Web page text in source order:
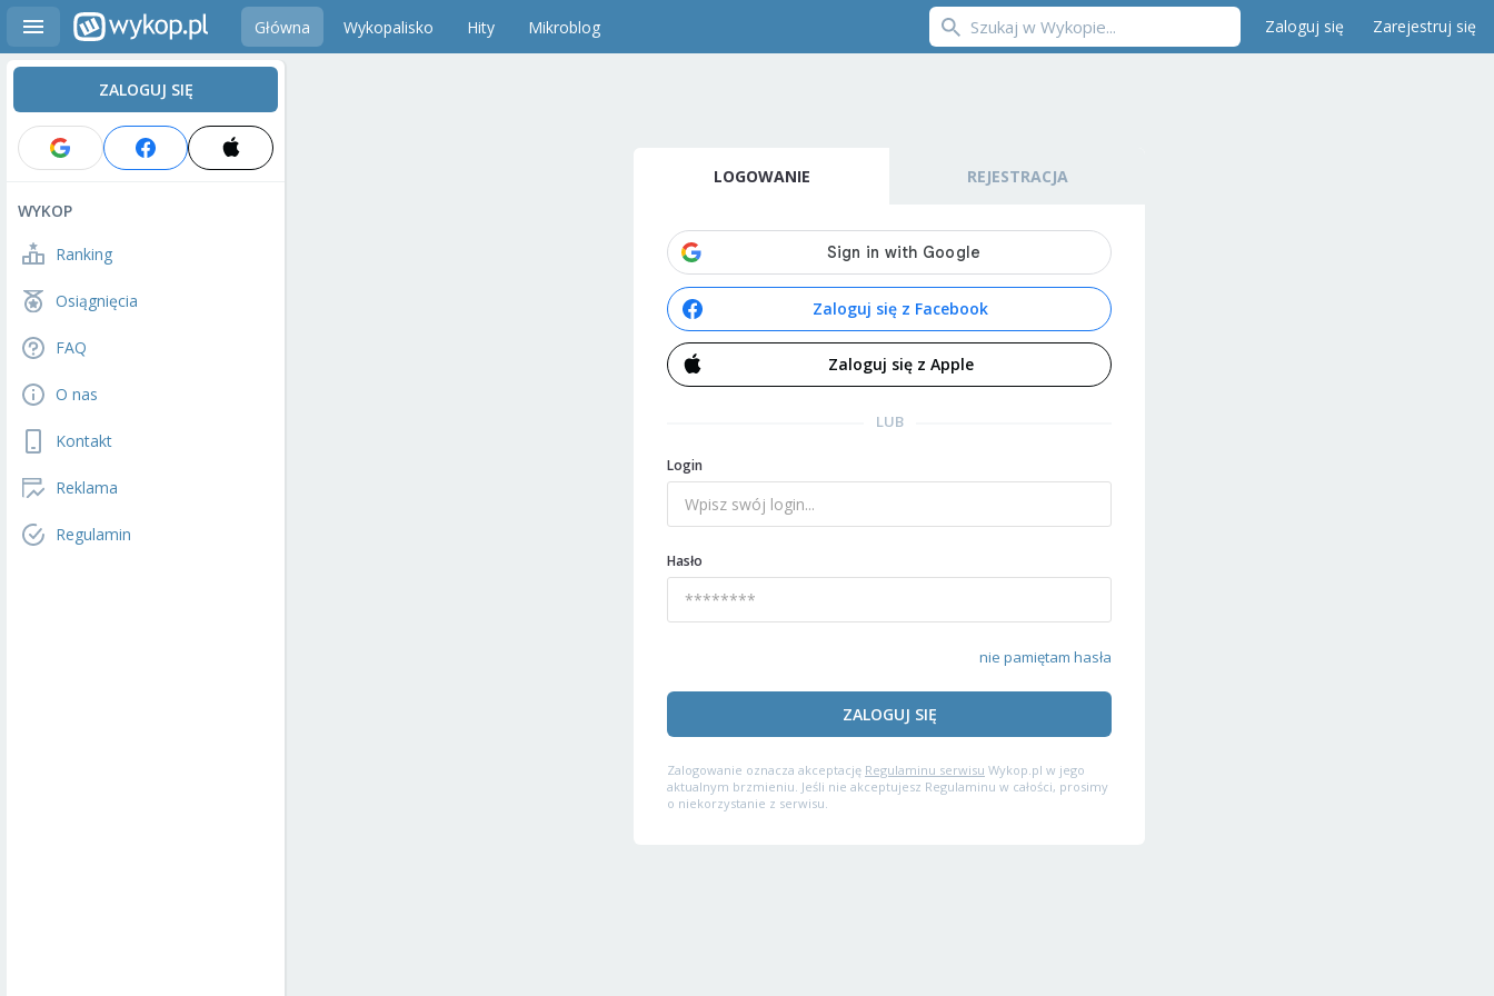
Główna Wykopalisko Hity Mikroblog Zaloguj się Zarejestruj się
ZALOGUJ SIĘ
WYKOP
Ranking
Osiągnięcia
FAQ
O nas
Kontakt
Reklama
Regulamin
LOGOWANIE REJESTRACJA
Zaloguj się z Facebook
Zaloguj się z Apple
LUB
Login
Hasło
nie pamiętam hasła
ZALOGUJ SIĘ
Zalogowanie oznacza akceptację Regulaminu serwisu Wykop.pl w jego
aktualnym brzmieniu. Jeśli nie akceptujesz Regulaminu w całości, prosimy
o niekorzystanie z serwisu.